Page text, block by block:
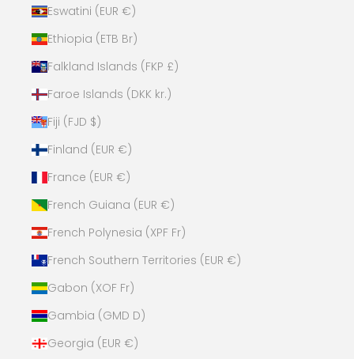
Eswatini (EUR €)
Ethiopia (ETB Br)
Falkland Islands (FKP £)
Faroe Islands (DKK kr.)
Fiji (FJD $)
Finland (EUR €)
France (EUR €)
French Guiana (EUR €)
French Polynesia (XPF Fr)
French Southern Territories (EUR €)
Gabon (XOF Fr)
Gambia (GMD D)
Georgia (EUR €)